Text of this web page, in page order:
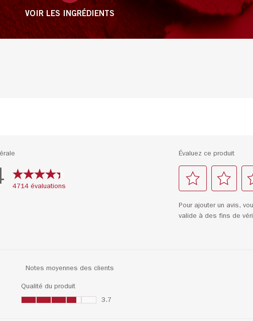
VOIR LES INGRÉDIENTS